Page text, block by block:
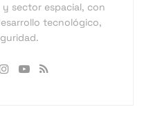
sector espacial, con
tecnológico,